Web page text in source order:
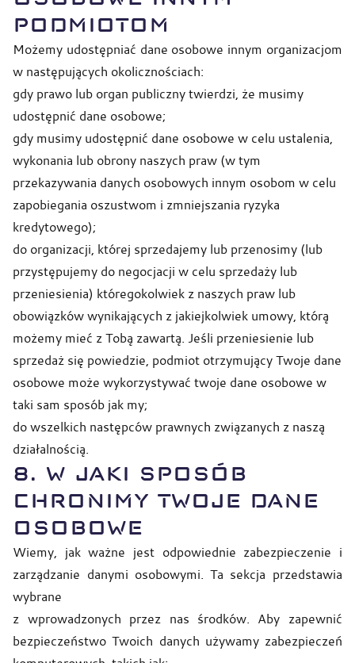
PODMIOTOM
Możemy udostępniać dane osobowe innym organizacjom
w następujących okolicznościach:
gdy prawo lub organ publiczny twierdzi, że musimy
udostępnić dane osobowe;
gdy musimy udostępnić dane osobowe w celu ustalenia,
wykonania lub obrony naszych praw (w tym
przekazywania danych osobowych innym osobom w celu
zapobiegania oszustwom i zmniejszania ryzyka
kredytowego);
do organizacji, której sprzedajemy lub przenosimy (lub
przystępujemy do negocjacji w celu sprzedaży lub
przeniesienia) któregokolwiek z naszych praw lub
obowiązków wynikających z jakiejkolwiek umowy, którą
możemy mieć z Tobą zawartą. Jeśli przeniesienie lub
sprzedaż się powiedzie, podmiot otrzymujący Twoje dane
osobowe może wykorzystywać twoje dane osobowe w
taki sam sposób jak my;
do wszelkich następców prawnych związanych z naszą
działalnością.
8. W JAKI SPOSÓB
CHRONIMY TWOJE DANE
OSOBOWE
Wiemy, jak ważne jest odpowiednie zabezpieczenie i
zarządzanie danymi osobowymi. Ta sekcja przedstawia
wybrane
z wprowadzonych przez nas środków. Aby zapewnić
bezpieczeństwo Twoich danych używamy zabezpieczeń